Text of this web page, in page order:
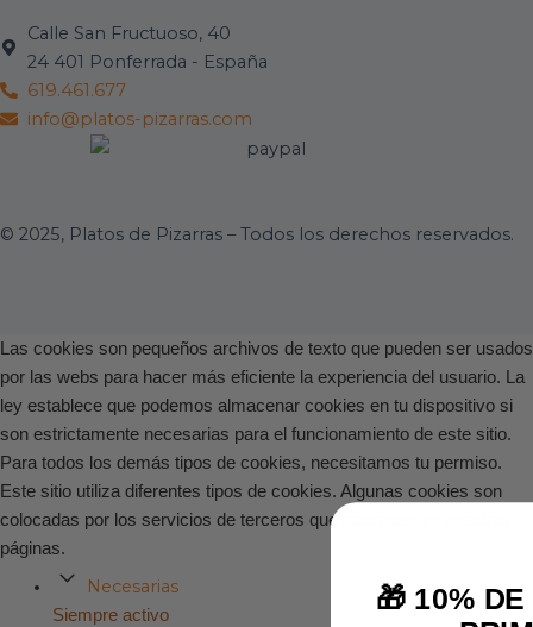
Calle San Fructuoso, 40
24 401 Ponferrada - España
619.461.677
info@platos-pizarras.com
© 2025, Platos de Pizarras – Todos los derechos reservados.
Las cookies son pequeños archivos de texto que pueden ser usados
por las webs para hacer más eficiente la experiencia del usuario. La
ley establece que podemos almacenar cookies en tu dispositivo si
son estrictamente necesarias para el funcionamiento de este sitio.
Para todos los demás tipos de cookies, necesitamos tu permiso.
Este sitio utiliza diferentes tipos de cookies. Algunas cookies son
colocadas por los servicios de terceros que aparecen en nuestras
páginas.
Necesarias
Siempre activo
🎁 10%